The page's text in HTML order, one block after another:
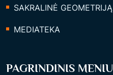
SAKRALINĖ GEOMETRIJĄ
MEDIATEKA
PAGRINDINIS MENIU